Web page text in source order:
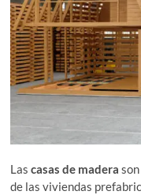
Lascasas de madera
de las viviendas